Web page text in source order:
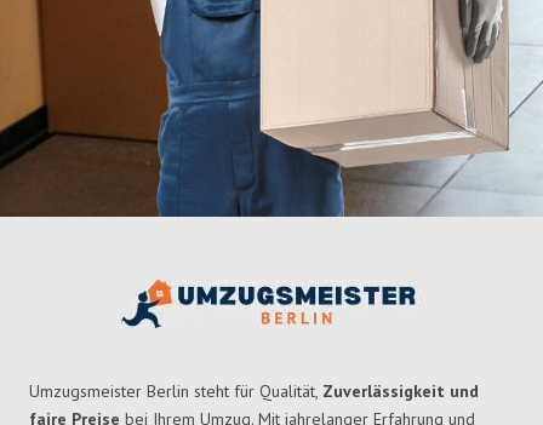
Umzugsmeister Berlin steht für Qualität, Zuverlässigkeit und
faire Preise bei Ihrem Umzug. Mit jahrelanger Erfahrung und